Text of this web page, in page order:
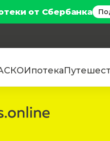
от Сбербанка
Ипотека